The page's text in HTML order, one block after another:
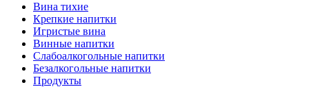
Вина тихие
Крепкие напитки
Игристые вина
Винные напитки
Слабоалкогольные напитки
Безалкогольные напитки
Продукты